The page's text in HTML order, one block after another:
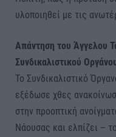
υλοποιηθεί με τις
Απάντηση του Άγγελου
Συνδικαλιστικού
Το Συνδικαλιστικό
εξέδωσε χθες
στην προοπτική
Νάουσας και ελπίζει –